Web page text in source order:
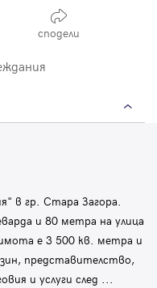
сподели
в гр. Стара Загора.
и 80 метра на улица
е 3 500 кв. метра и
представителство,
и услуги след ...